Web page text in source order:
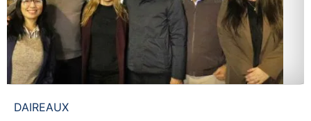
DAIREAUX